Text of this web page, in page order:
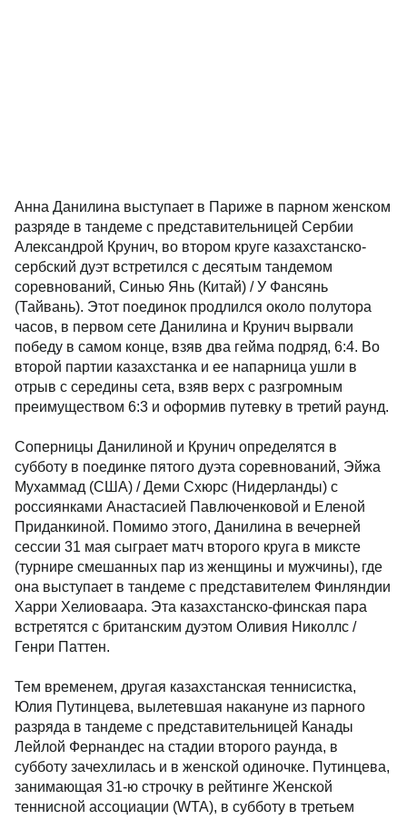
Анна Данилина выступает в Париже в парном женском
разряде в тандеме с представительницей Сербии
Александрой Крунич, во втором круге казахстанско-
сербский дуэт встретился с десятым тандемом
соревнований, Синью Янь (Китай) / У Фансянь
(Тайвань). Этот поединок продлился около полутора
часов, в первом сете Данилина и Крунич вырвали
победу в самом конце, взяв два гейма подряд, 6:4. Во
второй партии казахстанка и ее напарница ушли в
отрыв с середины сета, взяв верх с разгромным
преимуществом 6:3 и оформив путевку в третий раунд.
Соперницы Данилиной и Крунич определятся в
субботу в поединке пятого дуэта соревнований, Эйжа
Мухаммад (США) / Деми Схюрс (Нидерланды) с
россиянками Анастасией Павлюченковой и Еленой
Приданкиной. Помимо этого, Данилина в вечерней
сессии 31 мая сыграет матч второго круга в миксте
(турнире смешанных пар из женщины и мужчины), где
она выступает в тандеме с представителем Финляндии
Харри Хелиоваара. Эта казахстанско-финская пара
встретятся с британским дуэтом Оливия Николлс /
Генри Паттен.
Тем временем, другая казахстанская теннисистка,
Юлия Путинцева, вылетевшая накануне из парного
разряда в тандеме с представительницей Канады
Лейлой Фернандес на стадии второго раунда, в
субботу зачехлилась и в женской одиночке. Путинцева,
занимающая 31-ю строчку в рейтинге Женской
теннисной ассоциации (WTA), в субботу в третьем